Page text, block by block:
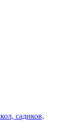
садиков,